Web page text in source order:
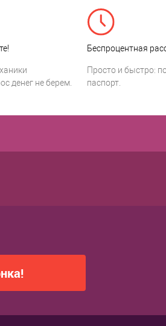
денег не берем.
Беспроцентная
Просто и быстро:
паспорт.